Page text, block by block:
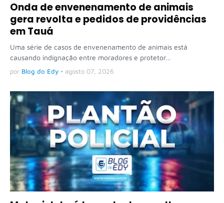
Onda de envenenamento de animais
gera revolta e pedidos de providências
em Tauá
Uma série de casos de envenenamento de animais está
causando indignação entre moradores e protetor…
por Blog do Edy • agosto 07, 2026